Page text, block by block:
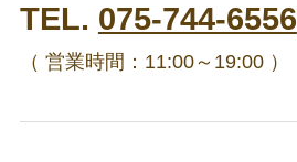
TEL. 075-744-6556
（ 営業時間：11:00～19:00 ）